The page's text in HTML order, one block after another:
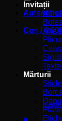
Coș /0,00
Nu ai
Invitații
Botez
Alte
Sigilii
Mărturii
Sticle
Plase